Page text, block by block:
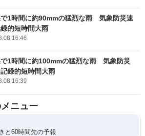
1時間に約90mmの猛烈な雨 気象防災速
的短時間大雨
16:46
1時間に約100mmの猛烈な雨 気象防災
録的短時間大雨
16:39
ニュー
と60時間先の予報